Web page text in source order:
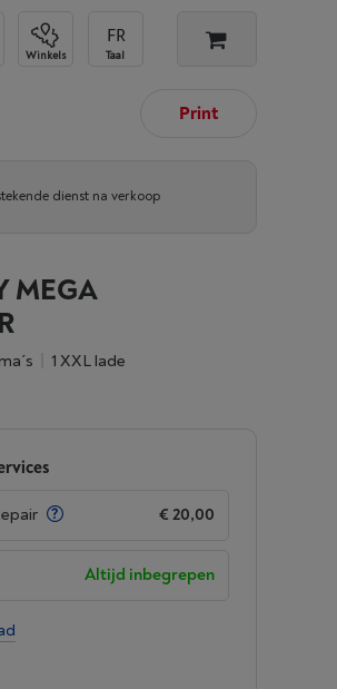
Winkels Taal
Print
dienst na verkoop
MEGA
1 XXL lade
€ 20,00
Altijd inbegrepen